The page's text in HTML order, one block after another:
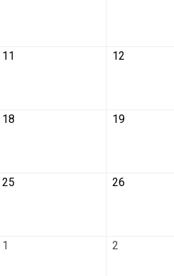
11 12
18 19
25 26
1 2